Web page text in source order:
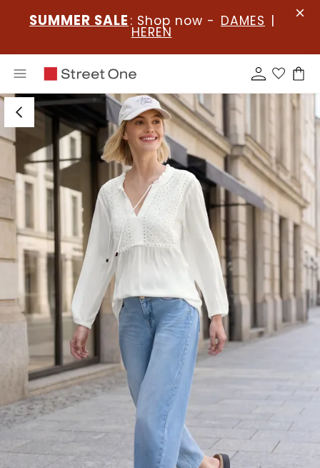
SUMMER SALE : Shop now - DAMES |
HEREN